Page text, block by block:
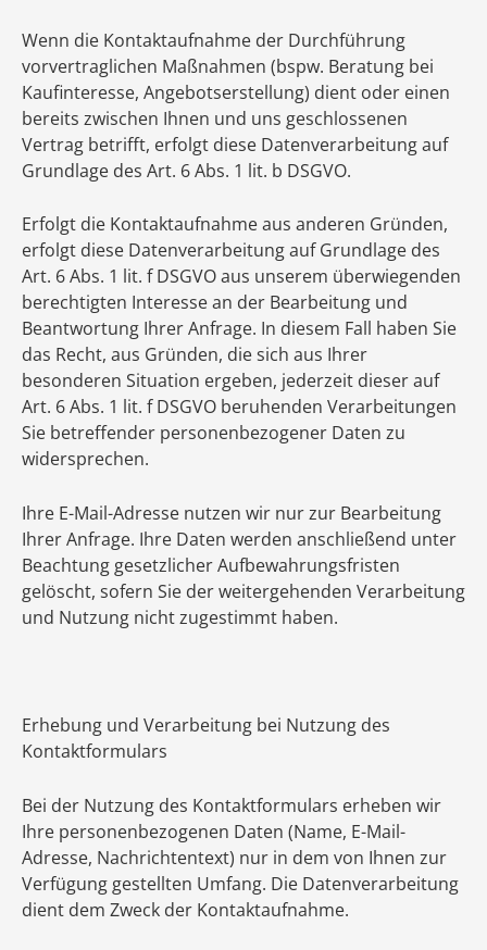
Wenn die Kontaktaufnahme der Durchführung
vorvertraglichen Maßnahmen (bspw. Beratung bei
Kaufinteresse, Angebotserstellung) dient oder einen
bereits zwischen Ihnen und uns geschlossenen
Vertrag betrifft, erfolgt diese Datenverarbeitung auf
Grundlage des Art. 6 Abs. 1 lit. b DSGVO.
Erfolgt die Kontaktaufnahme aus anderen Gründen,
erfolgt diese Datenverarbeitung auf Grundlage des
Art. 6 Abs. 1 lit. f DSGVO aus unserem überwiegenden
berechtigten Interesse an der Bearbeitung und
Beantwortung Ihrer Anfrage. In diesem Fall haben Sie
das Recht, aus Gründen, die sich aus Ihrer
besonderen Situation ergeben, jederzeit dieser auf
Art. 6 Abs. 1 lit. f DSGVO beruhenden Verarbeitungen
Sie betreffender personenbezogener Daten zu
widersprechen.
Ihre E-Mail-Adresse nutzen wir nur zur Bearbeitung
Ihrer Anfrage. Ihre Daten werden anschließend unter
Beachtung gesetzlicher Aufbewahrungsfristen
gelöscht, sofern Sie der weitergehenden Verarbeitung
und Nutzung nicht zugestimmt haben.
Erhebung und Verarbeitung bei Nutzung des
Kontaktformulars
Bei der Nutzung des Kontaktformulars erheben wir
Ihre personenbezogenen Daten (Name, E-Mail-
Adresse, Nachrichtentext) nur in dem von Ihnen zur
Verfügung gestellten Umfang. Die Datenverarbeitung
dient dem Zweck der Kontaktaufnahme.